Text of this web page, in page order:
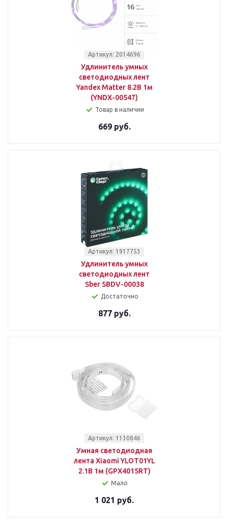
Артикул: 2014696
Удлинитель умных
светодиодных лент
Yandex Matter 8.2В 1м
(YNDX-00547)
Товар в наличии
669 руб.
Артикул: 1917753
Удлинитель умных
светодиодных лент
Sber SBDV-00038
Достаточно
877 руб.
Артикул: 1130846
Умная светодиодная
лента Xiaomi YLOT01YL
2.1В 1м (GPX4015RT)
Мало
1 021 руб.